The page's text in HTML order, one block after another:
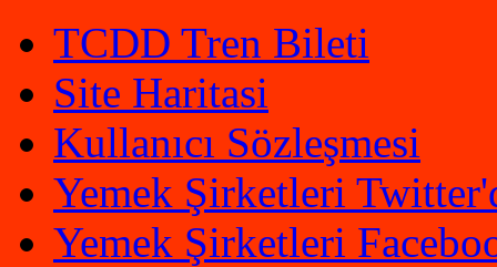
TCDD Tren Bileti
Site Haritasi
Kullanıcı Sözleşmesi
Yemek Şirketleri
Yemek Şirketleri